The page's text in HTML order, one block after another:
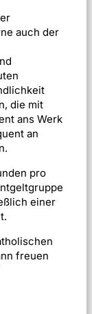
auch der
die mit
ans Werk
an
pro
einer
freuen